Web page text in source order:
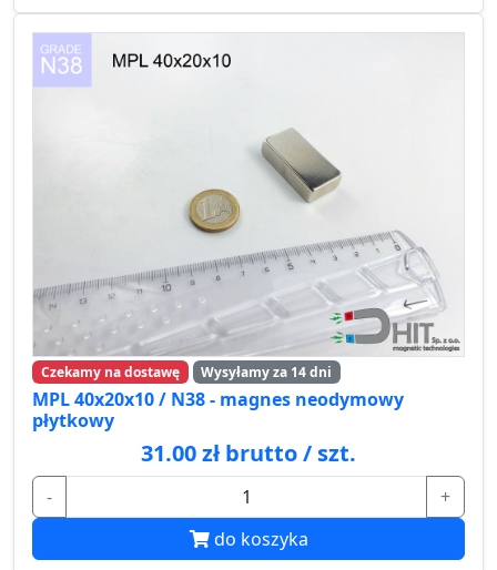
Czekamy na dostawę Wysyłamy za 14 dni
MPL 40x20x10 / N38 - magnes neodymowy
płytkowy
31.00 zł brutto / szt.
-
+
do koszyka